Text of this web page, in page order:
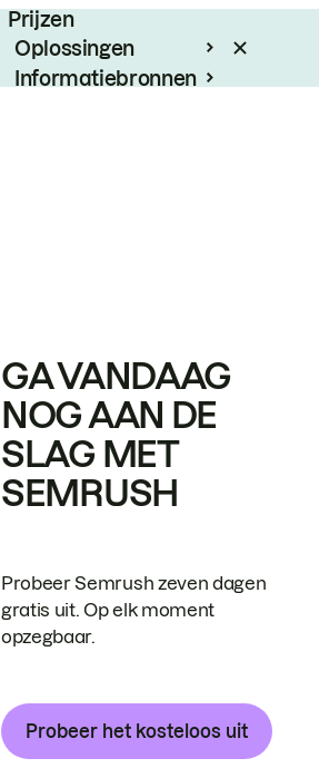
Prijzen
Oplossingen
Informatiebronnen
GA VANDAAG
NOG AAN DE
SLAG MET
SEMRUSH
Probeer Semrush zeven dagen
gratis uit. Op elk moment
opzegbaar.
Probeer het kosteloos uit